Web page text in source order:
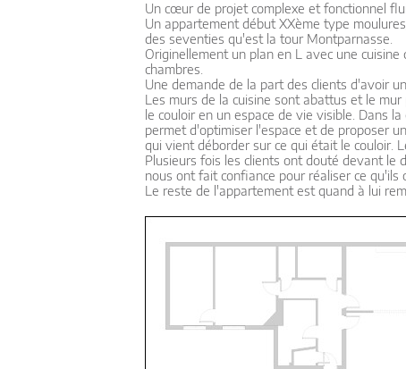
Un cœur de projet complexe et fonctionnel
Un appartement début XXème type
des seventies qu'est la tour Montparnasse.
Originellement un plan en L avec une
chambres.
Une demande de la part des clients d'avoir
Les murs de la cuisine sont abattus et le
le couloir en un espace de vie visible. Dans
permet d'optimiser l'espace et de proposer
qui vient déborder sur ce qui était le couloir.
Plusieurs fois les clients ont douté devant le
nous ont fait confiance pour réaliser ce qu'ils
Le reste de l'appartement est quand à lui